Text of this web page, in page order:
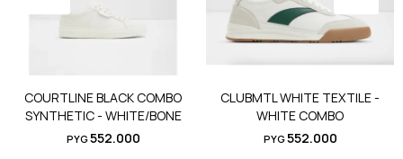
COURTLINE BLACK COMBO
SYNTHETIC - WHITE/BONE
PYG552.000
CLUBMTL WHITE TEXTILE -
WHITE COMBO
PYG552.000